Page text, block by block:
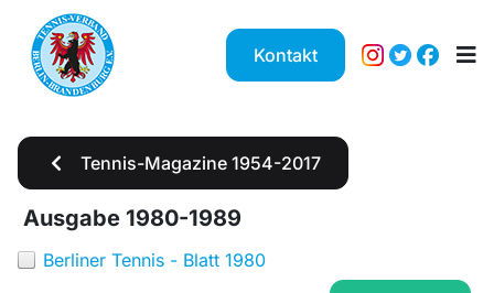
Kontakt
Tennis-Magazine 1954-2017
Ausgabe 1980-1989
Berliner Tennis - Blatt 1980